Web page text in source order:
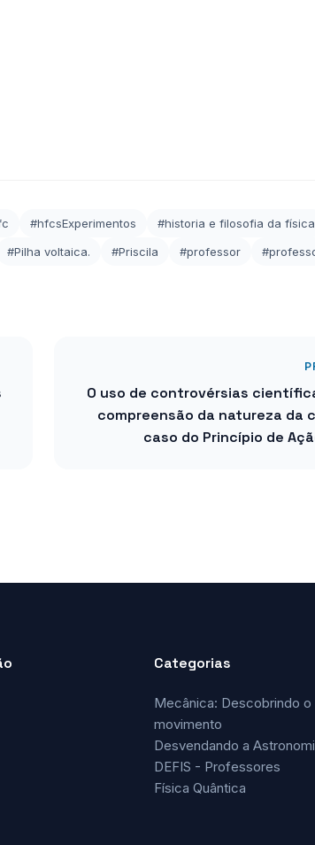
#hfcsExperimentos
#historia e filosofia da física
#Pilha voltaica. #Priscila #professor
O uso de controvérsias
compreensão da natureza da
caso do Princípio de
Categorias
Mecânica: Descobrindo o
movimento
Desvendando a
DEFIS - Professores
Física Quântica